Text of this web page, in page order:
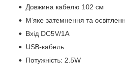
Довжина кабелю 102 см
М’яке затемнення та
Bхід DC5V/1A
USB-кабель
Потужність: 2.5W